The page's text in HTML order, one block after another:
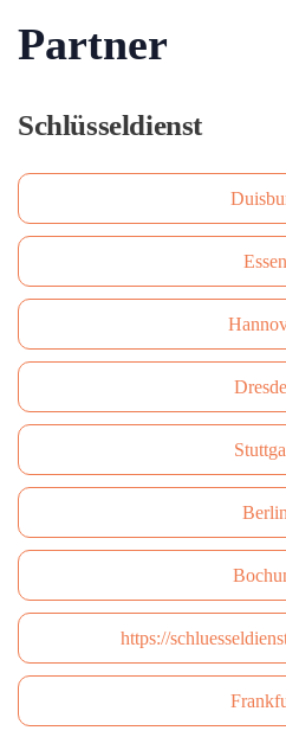
Partner
Schlüsseldienst
Essen
Berlin
https://